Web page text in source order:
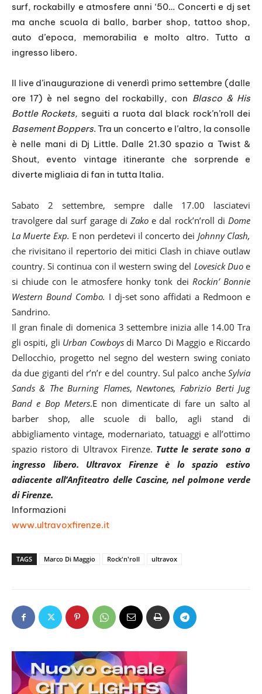
surf, rockabilly e atmosfere anni ‘50… Concerti e dj set
ma anche scuola di ballo, barber shop, tattoo shop,
auto d’epoca, memorabilia e molto altro. Tutto a
ingresso libero.
Il live d’inaugurazione di venerdì primo settembre (dalle
ore 17) è nel segno del rockabilly, con Blasco & His
Bottle Rockets, seguiti a ruota dal black rock’n’roll dei
Basement Boppers. Tra un concerto e l’altro, la consolle
è nelle mani di Dj Little. Dalle 21.30 spazio a Twist &
Shout, evento vintage itinerante che sorprende e
diverte migliaia di fan in tutta Italia.
Sabato 2 settembre, sempre dalle 17.00 lasciatevi
travolgere dal surf garage di Zakoe dal rock’n’roll diDome
La Muerte Exp. E non perdetevi il concerto dei Johnny Clash,
che rivisitano il repertorio dei mitici Clash in chiave outlaw
country. Si continua con il western swing del Lovesick Duoe
si chiude con le atmosfere honky tonk dei Rockin’ Bonnie
Western Bound Combo. I dj-set sono affidati a Redmoon e
Sandrino.
Il gran finale di domenica 3 settembre inizia alle 14.00 Tra
gli ospiti, gli Urban Cowboysdi Marco Di Maggio e Riccardo
Dellocchio, progetto nel segno del western swing coniato
da due giganti del r’n’r e del country. Sul palco anche Sylvia
Sands & The Burning Flames, Newtones, Fabrizio Berti Jug
Band e Bop Meters.E non dimenticate di fare un salto al
barber shop, alle scuole di ballo, agli stand di
abbigliamento vintage, modernariato, tatuaggi e all’ottimo
spazio ristoro di Ultravox Firenze. Tutte le serate sono a
ingresso libero. Ultravox Firenze è lo spazio estivo
adiacente all’Anfiteatro delle Cascine, nel polmone verde
di Firenze.
Informazioni
www.ultravoxfirenze.it
TAGS Marco Di Maggio Rock'n'roll ultravox